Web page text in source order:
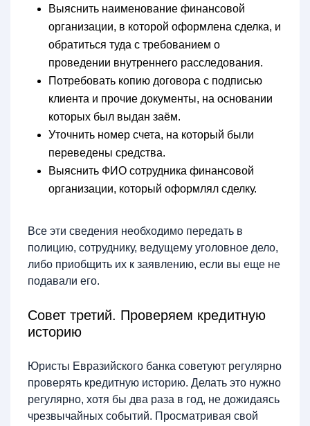
Выяснить наименование финансовой
организации, в которой оформлена сделка, и
обратиться туда с требованием о
проведении внутреннего расследования.
Потребовать копию договора с подписью
клиента и прочие документы, на основании
которых был выдан заём.
Уточнить номер счета, на который были
переведены средства.
Выяснить ФИО сотрудника финансовой
организации, который оформлял сделку.
Все эти сведения необходимо передать в
полицию, сотруднику, ведущему уголовное дело,
либо приобщить их к заявлению, если вы еще не
подавали его.
Совет третий. Проверяем кредитную
историю
Юристы Евразийского банка советуют регулярно
проверять кредитную историю. Делать это нужно
регулярно, хотя бы два раза в год, не дожидаясь
чрезвычайных событий. Просматривая свой